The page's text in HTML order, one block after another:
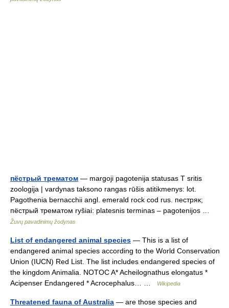
пёстрый трематом — margoji pagotenija statusas T sritis
zoologija | vardynas taksono rangas rūšis atitikmenys: lot.
Pagothenia bernacchii angl. emerald rock cod rus. пестряк;
пёстрый трематом ryšiai: platesnis terminas – pagotenijos …
Žuvų pavadinimų žodynas
List of endangered animal species — This is a list of
endangered animal species according to the World Conservation
Union (IUCN) Red List. The list includes endangered species of
the kingdom Animalia. NOTOC A* Acheilognathus elongatus *
Acipenser Endangered * Acrocephalus… …
Wikipedia
Threatened fauna of Australia — are those species and